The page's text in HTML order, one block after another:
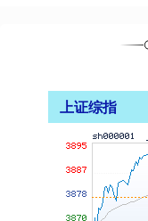
上证综指